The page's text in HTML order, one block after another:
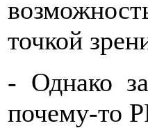
точкой
- Однако
почему-то